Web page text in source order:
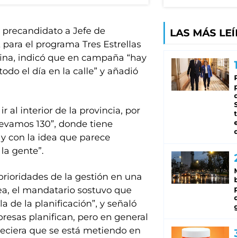
a Jefe de
el programa Tres Estrellas
indicó que en campaña “hay
el día en la calle” y añadió
al interior de la provincia, por
130”, donde tiene
con la idea que parece
gente”.
de la gestión en una
el mandatario sostuvo que
de la planificación”, y señaló
planifican, pero en general
que se está metiendo en
LAS MÁS